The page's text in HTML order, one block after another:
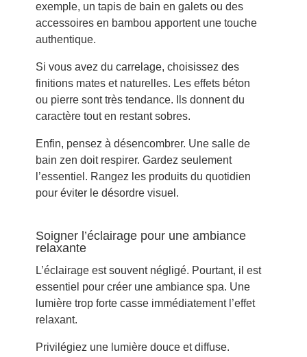
exemple, un tapis de bain en galets ou des
accessoires en bambou apportent une touche
authentique.
Si vous avez du carrelage, choisissez des
finitions mates et naturelles. Les effets béton
ou pierre sont très tendance. Ils donnent du
caractère tout en restant sobres.
Enfin, pensez à désencombrer. Une salle de
bain zen doit respirer. Gardez seulement
l’essentiel. Rangez les produits du quotidien
pour éviter le désordre visuel.
Soigner l’éclairage pour une ambiance
relaxante
L’éclairage est souvent négligé. Pourtant, il est
essentiel pour créer une ambiance spa. Une
lumière trop forte casse immédiatement l’effet
relaxant.
Privilégiez une lumière douce et diffuse.